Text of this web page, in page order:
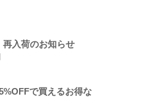
再入荷のお知らせ
で買えるお得な